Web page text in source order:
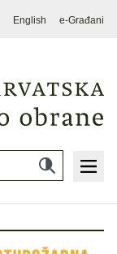
English e-Građani